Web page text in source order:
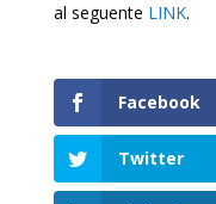
al seguente LINK.
Facebook
Twitter